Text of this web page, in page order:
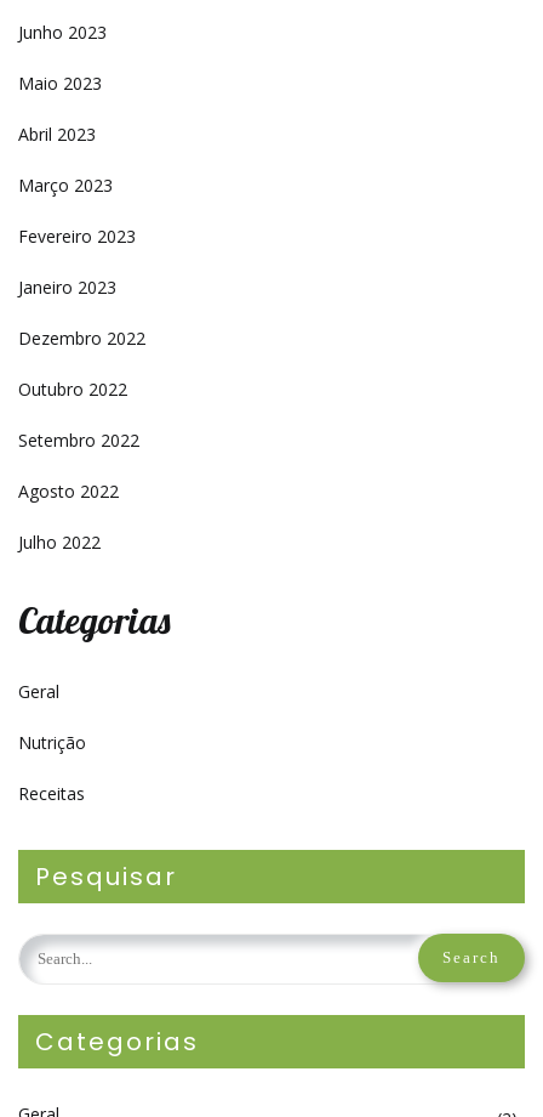
Junho 2023
Maio 2023
Abril 2023
Março 2023
Fevereiro 2023
Janeiro 2023
Dezembro 2022
Outubro 2022
Setembro 2022
Agosto 2022
Julho 2022
Categorias
Geral
Nutrição
Receitas
Pesquisar
Categorias